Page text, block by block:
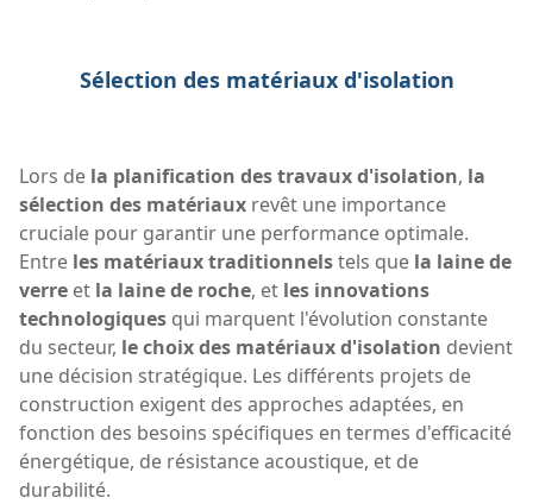
Sélection des matériaux d'isolation
Lors de la planification des travaux d'isolation, la
sélection des matériaux revêt une importance
cruciale pour garantir une performance optimale.
Entre les matériaux traditionnelstels que la laine de
verre et la laine de roche, et les innovations
technologiques qui marquent l'évolution constante
du secteur, le choix des matériaux d'isolation devient
une décision stratégique. Les différents projets de
construction exigent des approches adaptées, en
fonction des besoins spécifiques en termes d'efficacité
énergétique, de résistance acoustique, et de
durabilité.